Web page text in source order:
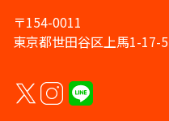
〒154-0011
東京都世田谷区上馬1-17-5